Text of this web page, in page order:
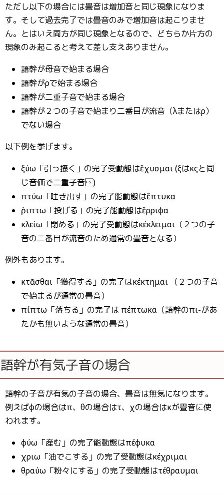
ただし以下の場合には畳音は増加音と同じ現象になりま
す。そして過去完了では畳音のみで増加音は起こりませ
ん。とはいえ両方が同じ現象となるので、どちらか片方の
現象のみ起こると考えて差し支えありません。
語幹が母音で始まる場合
語幹がρで始まる場合
語幹が二重子音で始まる場合
語幹が２つの子音で始まり二番目が流音（λまたはρ）
でない場合
以下例を挙げます。
ξύω「引っ掻く」の完了受動態はἔχυσμαι (ξはκςと同
じ音価で二重子音)
πτύω「吐き出す」の完了能動態はἔπτυκα
ῥιπτω「投げる」の完了能動態はἔρριφα
κλείω「閉める」の完了受動態はκέκλειμαι（２つの子
音の二番目が流音のため通常の畳音となる）
例外もあります。
κτᾶσθαι「獲得する」の完了はκέκτημαι （２つの子音
で始まるが通常の畳音）
πίπτω「落ちる」の完了は πέπτωκα（語幹のπι-があ
たかも無いような通常の畳音）
語幹が有気子音の場合
語幹の子音が有気の子音の場合、畳音は無気になります。
例えばφの場合はπ、θの場合はτ、χの場合はκが畳音に使
われます。
φύω「産む」の完了能動態はπέφυκα
χριω「油でこする」の完了受動態はκέχριμαι
θραύω「粉々にする」の完了受動態はτέθραυμαι